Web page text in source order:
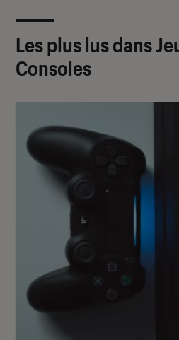
Les plus lus dans
Consoles